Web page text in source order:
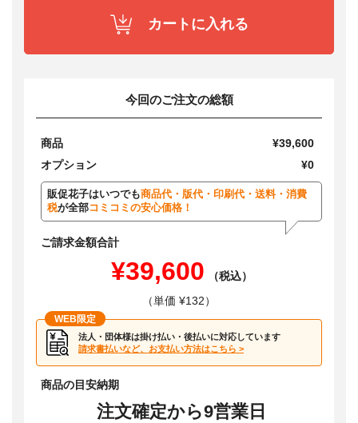
カートに入れる
今回のご注文の総額
商品
¥39,600
オプション
¥0
販促花子はいつでも商品代・版代・印刷代・送料・消費
税が全部コミコミの安心価格！
ご請求金額合計
¥39,600
（税込）
（単価 ¥132）
WEB限定
法人・団体様は掛け払い・後払いに対応しています
請求書払いなど、お支払い方法はこちら >
商品の目安納期
注文確定から9営業日